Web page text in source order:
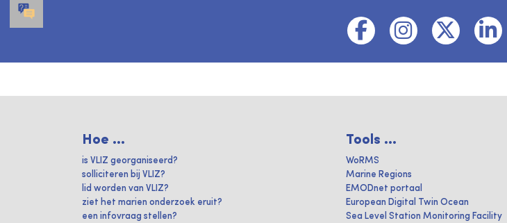
Hoe ...
is VLIZ georganiseerd?
solliciteren bij VLIZ?
lid worden van VLIZ?
ziet het marien onderzoek eruit?
een infovraag stellen?
Tools ...
WoRMS
Marine Regions
EMODnet portaal
European Digital Twin Ocean
Sea Level Station Monitoring Facility